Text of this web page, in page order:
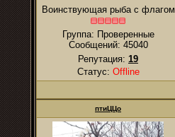
Воинствующая рыба с флагом
Группа: Проверенные
Сообщений: 45040
Репутация: 19
Статус: Offline
птиЦЦо